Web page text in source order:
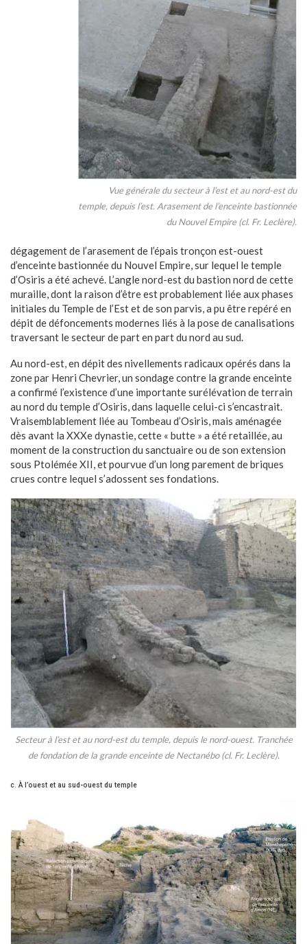
Vue générale du secteur à l’est et au nord-est du
temple, depuis l’est. Arasement de l’enceinte bastionnée
du Nouvel Empire (cl. Fr. Leclère).
dégagement de l’arasement de l’épais tronçon est-ouest
d’enceinte bastionnée du Nouvel Empire, sur lequel le temple
d’Osiris a été achevé. L’angle nord-est du bastion nord de cette
muraille, dont la raison d’être est probablement liée aux phases
initiales du Temple de l’Est et de son parvis, a pu être repéré en
dépit de défoncements modernes liés à la pose de canalisations
traversant le secteur de part en part du nord au sud.
Au nord-est, en dépit des nivellements radicaux opérés dans la
zone par Henri Chevrier, un sondage contre la grande enceinte
a confirmé l’existence d’une importante surélévation de terrain
au nord du temple d’Osiris, dans laquelle celui-ci s’encastrait.
Vraisemblablement liée au Tombeau d’Osiris, mais aménagée
dès avant la XXXe dynastie, cette « butte » a été retaillée, au
moment de la construction du sanctuaire ou de son extension
sous Ptolémée XII, et pourvue d’un long parement de briques
crues contre lequel s’adossent ses fondations.
Secteur à l’est et au nord-est du temple, depuis le nord-ouest. Tranchée
de fondation de la grande enceinte de Nectanébo (cl. Fr. Leclère).
c. À l’ouest et au sud-ouest du temple